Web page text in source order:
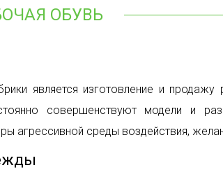
ОБУВЬ
является изготовление и
совершенствуют модели и
агрессивной среды воздействия,